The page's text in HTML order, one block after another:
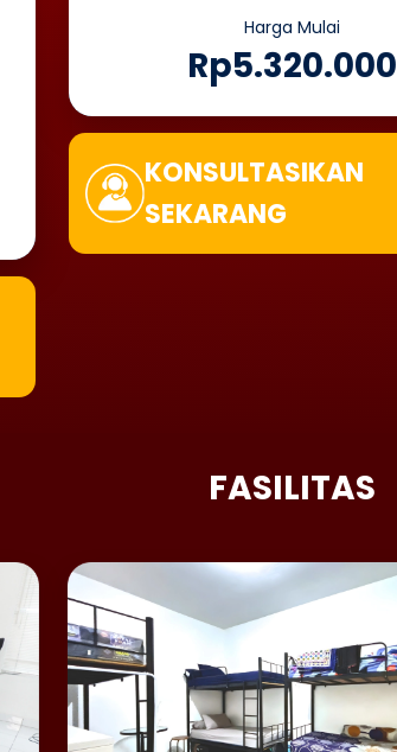
Harga Mulai
Rp5.320.000
KONSULTASIKAN
SEKARANG
FASILITAS